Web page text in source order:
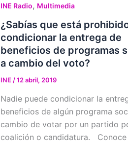
INE Radio, Multimedia
¿Sabías que está
condicionar la entrega de
beneficios de programas
a cambio del voto?
INE /12 abril, 2019
Nadie puede condicionar la
beneficios de algún programa
cambio de votar por un partido
coalición o candidatura. Conoce